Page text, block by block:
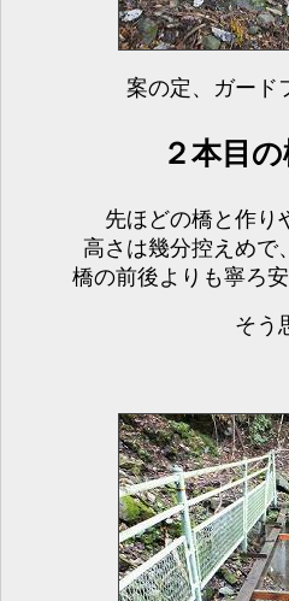
案の定、ガード
２本目の
先ほどの橋と作り
高さは幾分控えめで
橋の前後よりも寧ろ
そう